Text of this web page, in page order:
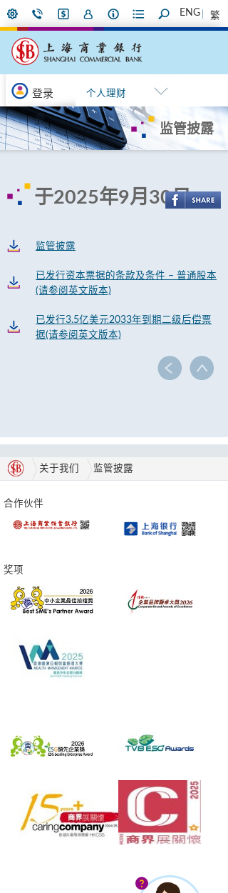
ENG 繁
登录 个人理财
监管披露
于2025年9月30日
监管披露
已发行资本票据的条款及条件 – 普通股本
(请参阅英文版本)
已发行3.5亿美元2033年到期二级后偿票
据(请参阅英文版本)
关于我们 监管披露
合作伙伴
奖项